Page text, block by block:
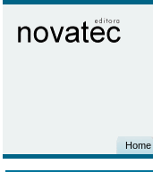
Home